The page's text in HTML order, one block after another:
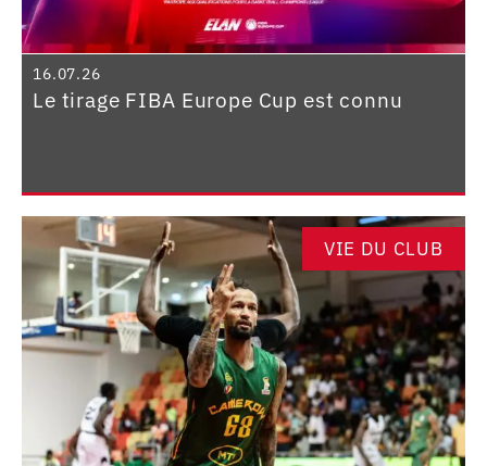
16.07.26
Le tirage FIBA Europe Cup est connu
VIE DU CLUB